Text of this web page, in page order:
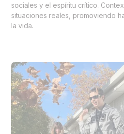
sociales y el espíritu crítico.
situaciones reales, promoviendo
la vida.